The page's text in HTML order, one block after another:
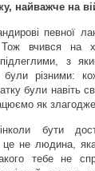
найважче на
певної
вчився на
з
були різними:
були навіть
як
бути
не людина,
тебе не